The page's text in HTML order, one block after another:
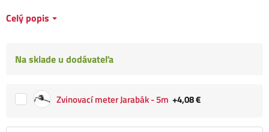
Celý popis
Na sklade u dodávateľa
Zvinovací meter Jarabák - 5m +4,08 €